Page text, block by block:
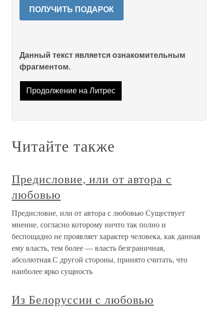
ПОЛУЧИТЬ ПОДАРОК
Данный текст является ознакомительным
фрагментом.
Продолжение на Литрес
Читайте также
Предисловие, или от автора с
любовью
Предисловие, или от автора с любовью Существует
мнение, согласно которому ничто так полно и
беспощадно не проявляет характер человека, как данная
ему власть, тем более — власть безграничная,
абсолютная.С другой стороны, принято считать, что
наиболее ярко сущность
Из Белоруссии с любовью